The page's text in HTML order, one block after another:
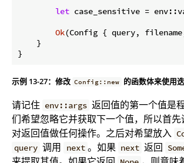
let case_sensitive =
Ok(Config { query,
    }
}
示例 13-27：修改 Config::new 的函数体来使用
请记住 env::args 返回值的第一个值是
们希望忽略它并获取下一个值，所以首先
对返回值做任何操作。之后对希望放入
query 调用 next 。如果 next 返回